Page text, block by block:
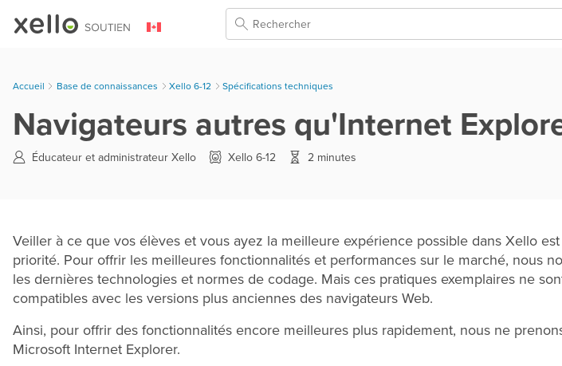
Skip To Main Content
Accueil Base de connaissances > Xello 6-12 > Spécifications techniques
Navigateurs autres qu'Internet
Éducateur et administrateur Xello Xello 6-12 2 minutes
Veiller à ce que vos élèves et vous ayez la meilleure expérience possible dans Xello
priorité. Pour offrir les meilleures fonctionnalités et performances sur le marché, nous
les dernières technologies et normes de codage. Mais ces pratiques exemplaires ne
compatibles avec les versions plus anciennes des navigateurs Web.
Ainsi, pour offrir des fonctionnalités encore meilleures plus rapidement, nous ne
Microsoft Internet Explorer.